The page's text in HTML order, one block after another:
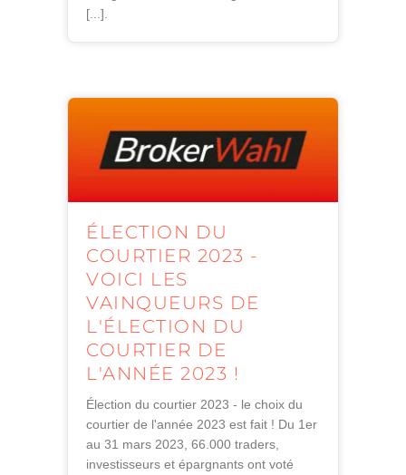
[...].
ÉLECTION DU
COURTIER 2023 -
VOICI LES
VAINQUEURS DE
L'ÉLECTION DU
COURTIER DE
L'ANNÉE 2023 !
Élection du courtier 2023 - le choix du
courtier de l'année 2023 est fait ! Du 1er
au 31 mars 2023, 66.000 traders,
investisseurs et épargnants ont voté